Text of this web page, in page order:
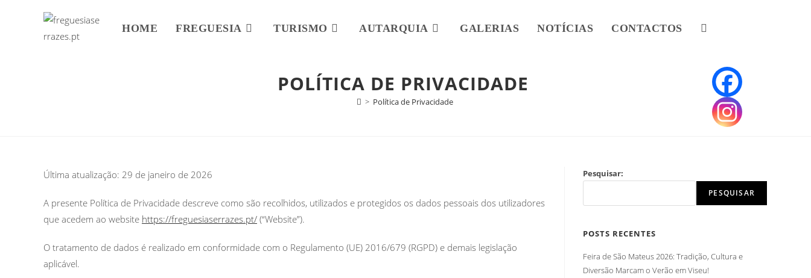
HOME FREGUESIA TURISMO AUTARQUIA GALERIAS NOTÍCIAS CONTACTOS
POLÍTICA DE PRIVACIDADE
> Política de Privacidade
Última atualização: 29 de janeiro de 2026
A presente Política de Privacidade descreve como são recolhidos, utilizados e protegidos os dados pessoais dos utilizadores
que acedem ao website https://freguesiaserrazes.pt/ (“Website”).
O tratamento de dados é realizado em conformidade com o Regulamento (UE) 2016/679 (RGPD) e demais legislação
aplicável.
Pesquisar:
PESQUISAR
POSTS RECENTES
Feira de São Mateus 2026: Tradição, Cultura e
Diversão Marcam o Verão em Viseu!